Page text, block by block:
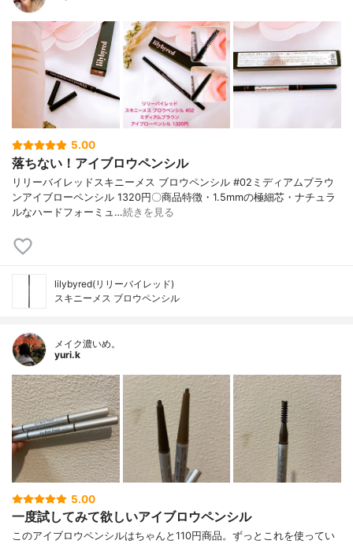
5.00
落ちない！アイブロウペンシル
リリーバイレッドスキニーメス ブロウペンシル #02ミディアムブラウ
ンアイブローペンシル 1320円〇商品特徴・1.5mmの極細芯・ナチュラ
ルなハードフォーミュ…続きを見る
lilybyred(リリーバイレッド)
スキニーメス ブロウペンシル
メイク濃いめ。
yuri.k
5.00
一度試してみて欲しいアイブロウペンシル
このアイブロウペンシルはちゃんと110円商品。ずっとこれを使ってい